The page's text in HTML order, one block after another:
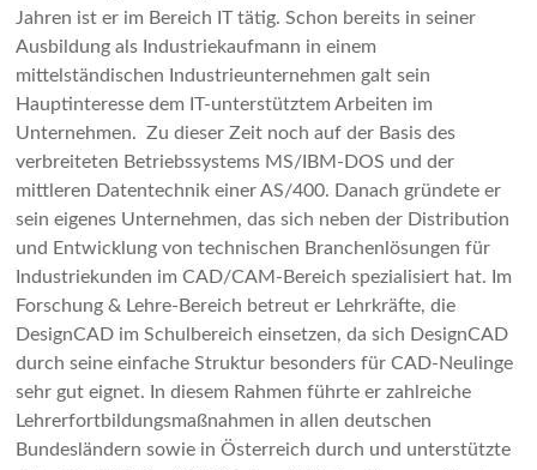
Jahren ist er im Bereich IT tätig. Schon bereits in seiner
Ausbildung als Industriekaufmann in einem
mittelständischen Industrieunternehmen galt sein
Hauptinteresse dem IT-unterstütztem Arbeiten im
Unternehmen. Zu dieser Zeit noch auf der Basis des
verbreiteten Betriebssystems MS/IBM-DOS und der
mittleren Datentechnik einer AS/400. Danach gründete er
sein eigenes Unternehmen, das sich neben der Distribution
und Entwicklung von technischen Branchenlösungen für
Industriekunden im CAD/CAM-Bereich spezialisiert hat. Im
Forschung & Lehre-Bereich betreut er Lehrkräfte, die
DesignCAD im Schulbereich einsetzen, da sich DesignCAD
durch seine einfache Struktur besonders für CAD-Neulinge
sehr gut eignet. In diesem Rahmen führte er zahlreiche
Lehrerfortbildungsmaßnahmen in allen deutschen
Bundesländern sowie in Österreich durch und unterstützte